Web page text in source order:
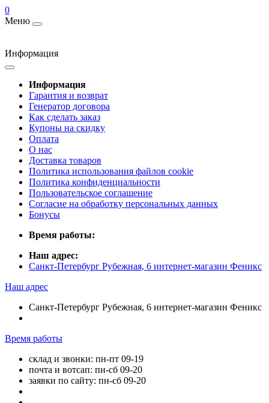
0
Меню
Информация
Информация
Гарантия и возврат
Генератор договора
Как сделать заказ
Купоны на скидку
Оплата
О нас
Доставка товаров
Политика использования файлов cookie
Политика конфиденциальности
Пользовательское соглашение
Согласие на обработку персональных данных
Бонусы
Время работы:
Наш адрес:
Санкт-Петербург Рубежная, 6 интернет-магазин Феникс
Наш адрес
Санкт-Петербург Рубежная, 6 интернет-магазин Феникс
Время работы
склад и звонки: пн-пт 09-19
почта и вотсап: пн-сб 09-20
заявки по сайту: пн-сб 09-20